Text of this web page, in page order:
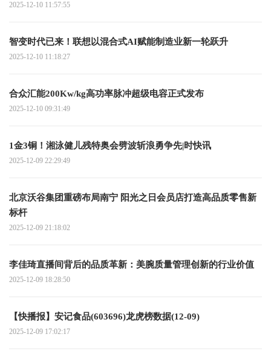
2025-12-10 11:57:55
智变时代已来！联想以混合式AI赋能制造业新一轮跃升
2025-12-10 11:18:27
合众汇能200Kw/kg高功率脉冲超级电容正式发布
2025-12-10 09:31:49
1金3铜！湘泳健儿残特奥会劈波斩浪勇争先|时快讯
2025-12-09 22:29:49
北京沃谷集团重磅布局南宁 阳光之日会员店打造高品质零售新
标杆
2025-12-09 21:18:02
李佳琦直播间背后的品质革新：美腕质量管理创新的行业价值
2025-12-09 18:28:50
【快播报】安记食品(603696)龙虎榜数据(12-09)
2025-12-09 17:02:17